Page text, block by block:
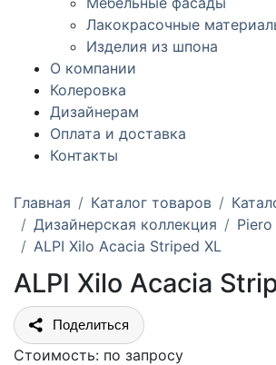
Лакокрасочные
Изделия из шпона
О компании
Колеровка
Дизайнерам
Оплата и доставка
Контакты
Главная Каталог товаров
Дизайнерская коллекция
ALPI Xilo Acacia Striped XL
ALPI Xilo Acacia
Поделиться
Стоимость: по запросу